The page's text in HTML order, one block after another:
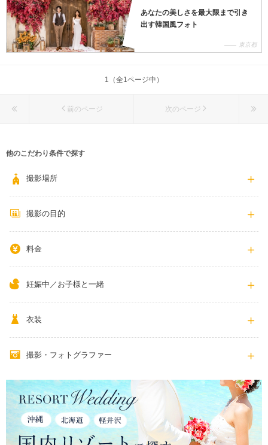
あなたの美しさを最大限まで引き
出す韓国風フォト
東京都
1（全1ページ中）
前のページ 次のページ
他のこだわり条件で探す
撮影場所
撮影の目的
料金
妊娠中／お子様と一緒
衣装
撮影・フォトグラファー